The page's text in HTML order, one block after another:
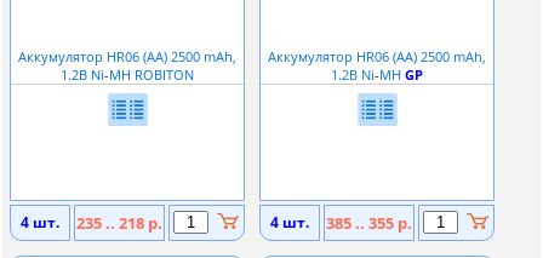
Аккумулятор HR06 (АА) 2500 mAh,
1.2В Ni-MH ROBITON
4 шт. 235 .. 218 р.
Аккумулятор HR06 (АА) 2500 mAh,
1.2В Ni-MH GP
4 шт. 385 .. 355 р.